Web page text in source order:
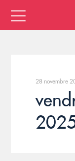
28 novembre